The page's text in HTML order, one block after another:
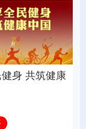
体育
军事
政务
健身 共筑健康